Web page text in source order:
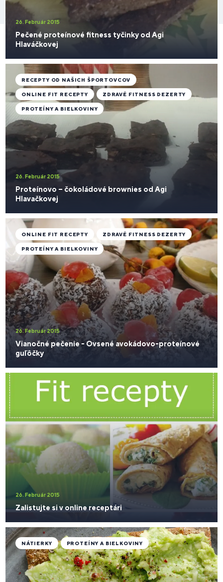
26. Február 2015
Pečené proteínové fitness tyčinky od Agi
Hlaváčkovej
26. Február 2015
Proteínovo – čokoládové brownies od Agi
Hlavačkovej
RECEPTY OD NAŠICH ŠPORTOVCOV
ONLINE FIT RECEPTY ZDRAVÉ FITNESS DEZERTY
PROTEÍNY A BIELKOVINY
26. Február 2015
Vianočné pečenie - Ovsené avokádovo-proteínové
guľôčky
ONLINE FIT RECEPTY ZDRAVÉ FITNESS DEZERTY
PROTEÍNY A BIELKOVINY
26. Február 2015
Zalistujte si v online receptári
NÁTIERKY PROTEÍNY A BIELKOVINY